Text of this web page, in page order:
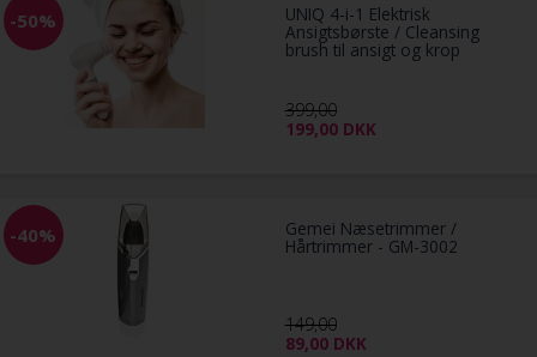
-50% UNIQ 4-i-1 Elektrisk
Ansigtsbørste / Cleansing
brush til ansigt og krop
399,00
199,00 DKK
-40% Gemei Næsetrimmer /
Hårtrimmer - GM-3002
149,00
89,00 DKK